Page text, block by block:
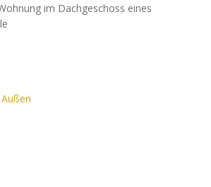
im Dachgeschoss eines